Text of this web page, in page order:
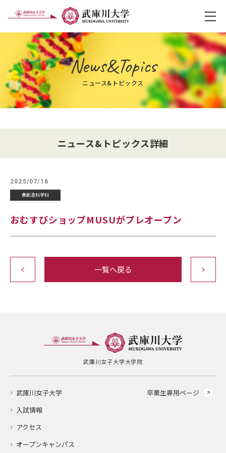
News&Topics
ニュース&トピックス
ニュース&トピックス詳細
2025/07/16
食創造科学科
おむすびショップMUSUがプレオープン
一覧へ戻る
武庫川女子大学大学院
武庫川女子大学
入試情報
アクセス
オープンキャンパス
卒業生専用ページ